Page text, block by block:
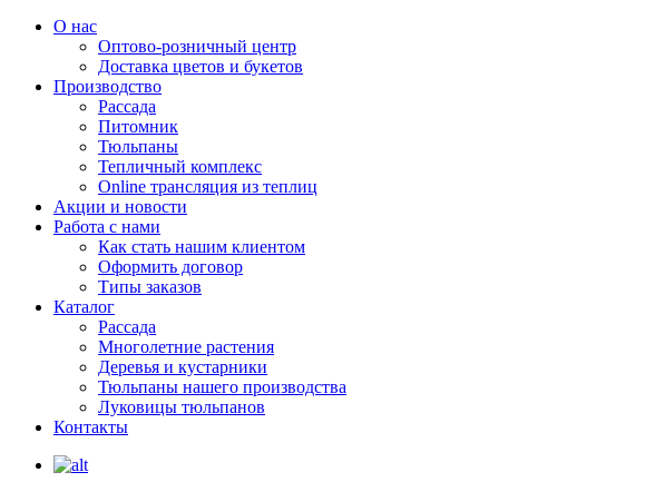
О нас
Оптово-розничный центр
Доставка цветов и букетов
Производство
Рассада
Питомник
Тюльпаны
Тепличный комплекс
Online трансляция из теплиц
Акции и новости
Работа с нами
Как стать нашим клиентом
Оформить договор
Типы заказов
Каталог
Рассада
Многолетние растения
Деревья и кустарники
Тюльпаны нашего производства
Луковицы тюльпанов
Контакты